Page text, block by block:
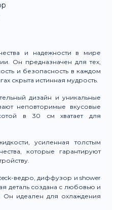
и надежности в мире
Он предназначен для тех,
и безопасность в каждом
скрыта истинная мудрость.
дизайн и уникальные
неповторимые вкусовые
в 30 см хватает для
усиленная толстым
которые гарантируют
ведро, диффузор и shower
деталь создана с любовью и
Он идеален для охлаждения